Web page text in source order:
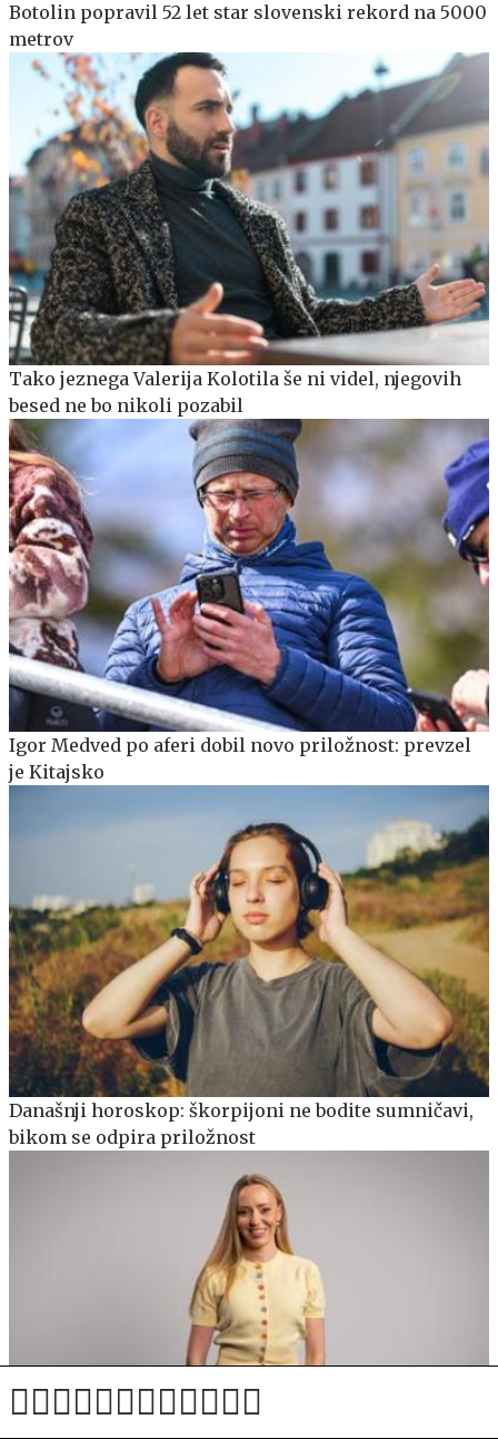
Botolin popravil 52 let star slovenski rekord na 5000
metrov
Tako jeznega Valerija Kolotila še ni videl, njegovih
besed ne bo nikoli pozabil
Igor Medved po aferi dobil novo priložnost: prevzel
je Kitajsko
Današnji horoskop: škorpijoni ne bodite sumničavi,
bikom se odpira priložnost